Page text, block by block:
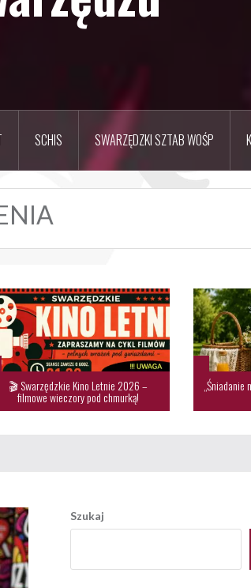
SCHIS SWARZĘDZKI SZTAB WOŚP
🎬 Swarzędzkie Kino Letnie 2026 –
filmowe wieczory pod chmurką!
„Śniadanie
Szukaj